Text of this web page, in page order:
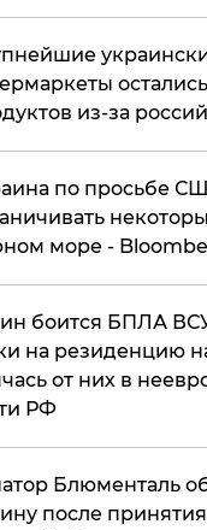
из-за
по просьбе
море -
боится БПЛА
на резиденцию
от них в
РФ
Блюменталь
после